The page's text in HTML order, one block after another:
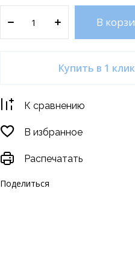
В
Купить в 1 клик
К сравнению
В избранное
Поделиться
Распечатать